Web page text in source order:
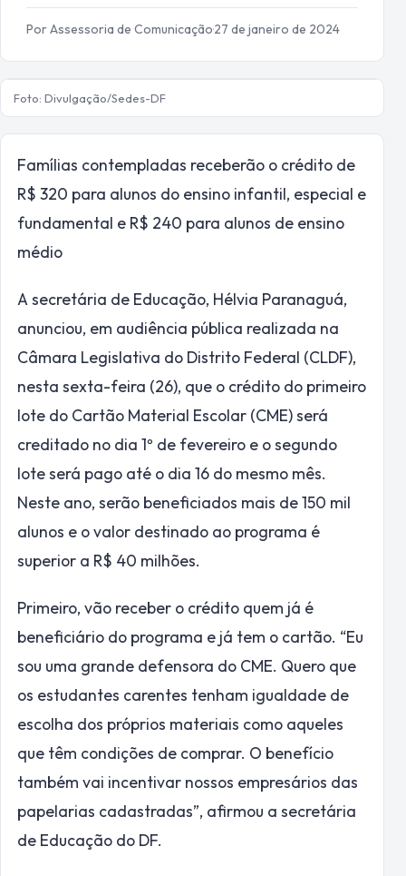
Por Assessoria de Comunicação·27 de janeiro de 2024
Foto: Divulgação/Sedes-DF
Famílias contempladas receberão o crédito de
R$ 320 para alunos do ensino infantil, especial e
fundamental e R$ 240 para alunos de ensino
médio
A secretária de Educação, Hélvia Paranaguá,
anunciou, em audiência pública realizada na
Câmara Legislativa do Distrito Federal (CLDF),
nesta sexta-feira (26), que o crédito do primeiro
lote do Cartão Material Escolar (CME) será
creditado no dia 1º de fevereiro e o segundo
lote será pago até o dia 16 do mesmo mês.
Neste ano, serão beneficiados mais de 150 mil
alunos e o valor destinado ao programa é
superior a R$ 40 milhões.
Primeiro, vão receber o crédito quem já é
beneficiário do programa e já tem o cartão. “Eu
sou uma grande defensora do CME. Quero que
os estudantes carentes tenham igualdade de
escolha dos próprios materiais como aqueles
que têm condições de comprar. O benefício
também vai incentivar nossos empresários das
papelarias cadastradas”, afirmou a secretária
de Educação do DF.